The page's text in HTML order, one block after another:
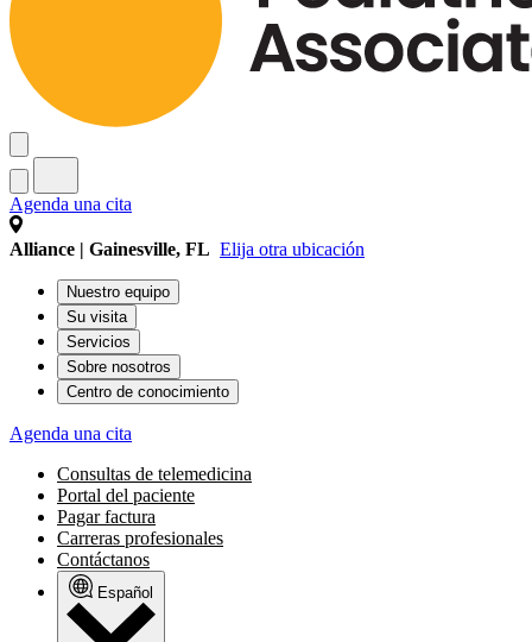
Agenda una cita
Alliance | Gainesville, FL Elija otra ubicación
Nuestro equipo
Su visita
Servicios
Sobre nosotros
Centro de conocimiento
Agenda una cita
Consultas de telemedicina
Portal del paciente
Pagar factura
Carreras profesionales
Contáctanos
Español